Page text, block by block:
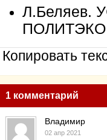
Копировать
1 комментарий
Владимир
02 апр 2021